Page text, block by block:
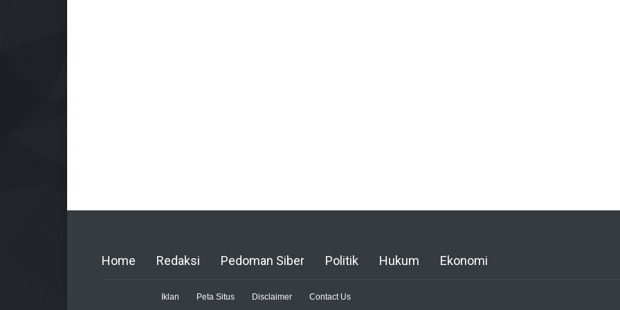
Home Redaksi Pedoman Siber Politik Hukum Ekonomi
Iklan Peta Situs Disclaimer Contact Us